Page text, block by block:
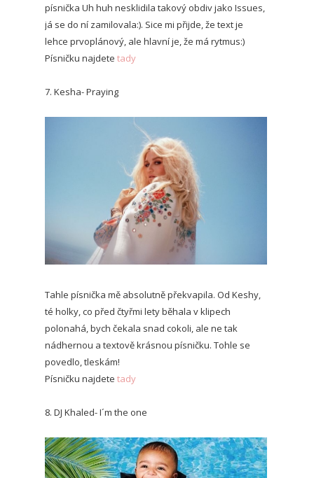
písnička Uh huh nesklidila takový obdiv jako Issues,
já se do ní zamilovala:). Sice mi přijde, že text je
lehce prvoplánový, ale hlavní je, že má rytmus:)
Písničku najdete tady
7. Kesha- Praying
Tahle písnička mě absolutně překvapila. Od Keshy,
té holky, co před čtyřmi lety běhala v klipech
polonahá, bych čekala snad cokoli, ale ne tak
nádhernou a textově krásnou písničku. Tohle se
povedlo, tleskám!
Písničku najdete tady
8. DJ Khaled- I´m the one